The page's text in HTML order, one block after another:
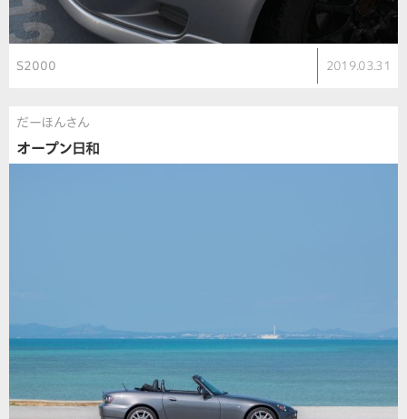
S2000 2019.03.31
だーほんさん
オープン日和